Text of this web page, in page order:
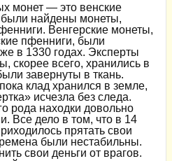
монет — это венские
найдены монеты,
Венгерские монеты,
пфенниги, были
в 1330 годах. Эксперты
скорее всего, хранились в
завернуты в ткань.
клад хранился в земле,
исчезла без следа.
рода находки довольно
Все дело в том, что в 14
прятать свои
были нестабильны.
свои деньги от врагов.